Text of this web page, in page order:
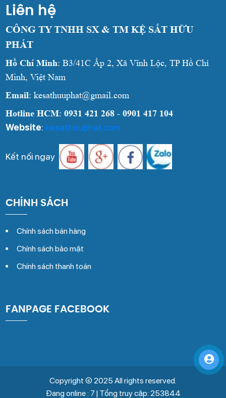
Liên hệ
CÔNG TY TNHH SX & TM KỆ SẮT HỮU
PHÁT
Hồ Chí Minh: B3/41C Ấp 2, Xã Vĩnh Lộc, TP Hồ Chí
Minh, Việt Nam
Email: kesathuuphat@gmail.com
Hotline HCM:0931 421 268 - 0901 417 104
Website: kesathuuphat.com
Kết nối ngay
CHÍNH SÁCH
Chính sách bán hàng
Chính sách bảo mật
Chính sách thanh toán
FANPAGE FACEBOOK
Copyright © 2025 All rights reserved.
Đang online : 7 | Tổng truy cập: 253844